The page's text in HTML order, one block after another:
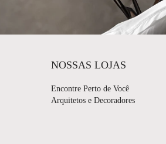
NOSSAS LOJAS
Encontre Perto de Você
Arquitetos e Decoradores